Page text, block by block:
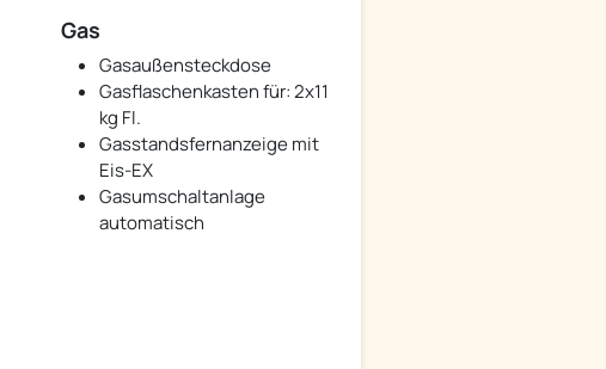
Gas
Gasaußensteckdose
Gasflaschenkasten für: 2x11
kg Fl.
Gasstandsfernanzeige mit
Eis-EX
Gasumschaltanlage
automatisch